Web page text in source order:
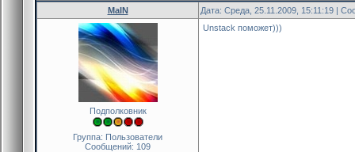
MaIN Дата: Среда, 25.11.2009, 15:11:19 |
Подполковник
Группа: Пользователи
Сообщений: 109
Unstack поможет)))